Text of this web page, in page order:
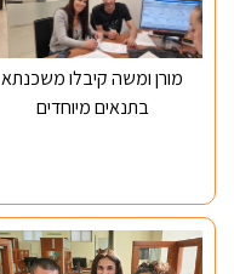
מורן ומשה קיבלו משכנתא
בתנאים מיוחדים